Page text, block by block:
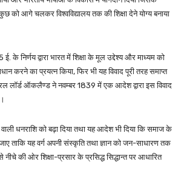
आगे चलकर विश्वविद्यालय तक की शिक्षा देने योग्य बनाया
के निर्णय द्वारा भारत में शिक्षा के मूल उद्देश्य और माध्यम को
करने का प्रयत्न किया, फिर भी यह विवाद पूरी तरह समाप्त
लॉर्ड ऑकलैण्ड ने नवम्बर 1839 में एक आदेश द्वारा इस विवाद
धनराशि को बढ़ा दिया तथा यह आदेश भी दिया कि समाज के
जाए ताकि यह वर्ग अपनी संस्कृति तथा ज्ञान को जन-साधारण तक
की ओर शिक्षा-प्रसार के प्रसिद्ध सिद्धान्त पर आधारित